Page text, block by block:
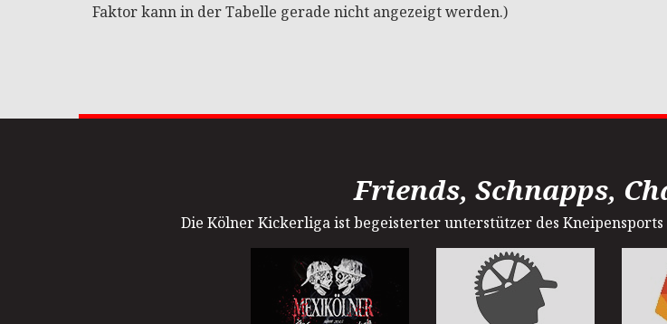
Faktor kann in der Tabelle gerade nicht angezeigt werden.)
Friends, Schnapps,
Die Kölner Kickerliga ist begeisterter unterstützer des